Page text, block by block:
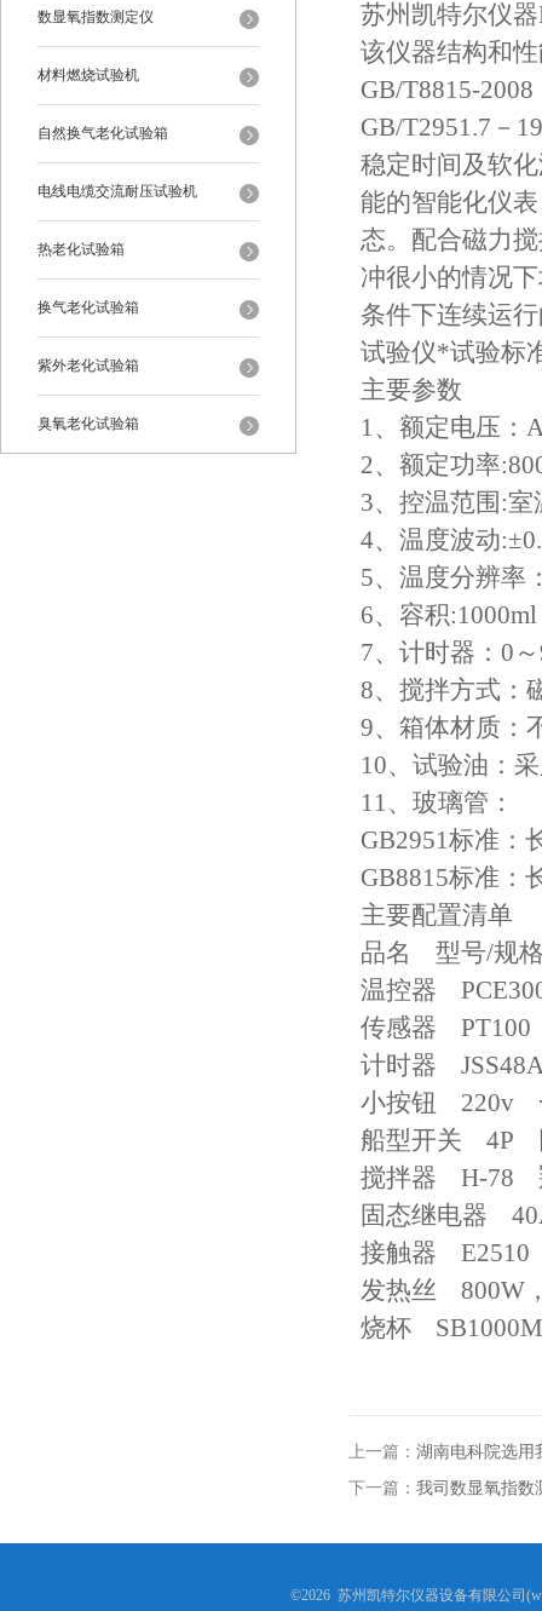
数显氧指数测定仪
材料燃烧试验机
自然换气老化试验箱
电线电缆交流耐压试验机
热老化试验箱
换气老化试验箱
紫外老化试验箱
臭氧老化试验箱
苏州凯特尔仪
该仪器结构和
GB/T8815-
GB/T2951.7－
稳定时间及软
能的智能化仪
态。配合磁力
冲很小的情况
条件下连续运
试验仪*试验标
主要参数
1、额定电压：
2、额定功率
3、控温范围:
4、温度波动
5、温度分辨
6、容积
7、计时器：0
8、搅拌方式：
9、箱体材质：
10、试验油：
11、玻璃管：
GB2951标准：
GB8815标准：
主要配置清单
品名 型号/规
温控器
传感器
计时器
小按钮 220v
船型开关 4P
搅拌器 H-78
固态继电器
接触器
发热丝 800W
烧杯
上一篇： 湖南电科院选用
下一篇： 我司数显氧指数
©2026 苏州凯特尔仪器设备有限公司